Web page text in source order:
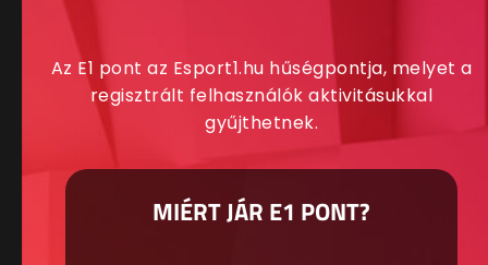
Az E1 pont az Esport1.hu hűségpontja, melyet a
regisztrált felhasználók aktivitásukkal
gyűjthetnek.
MIÉRT JÁR E1 PONT?